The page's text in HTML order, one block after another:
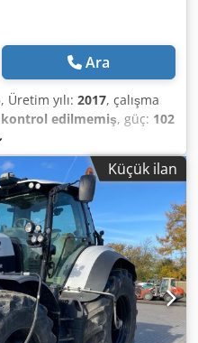
Ara
, Üretim yılı: 2017, çalışma
kontrol edilmemiş, güç: 102
, Marka: John Deere Model:
Güç (Kw): 102
Dizel Boyutlar LxGxY
yaklaşık: 555 Stok adedi:
İş makineleri için motor,
forklift ile uyumlu.
Küçük ilan